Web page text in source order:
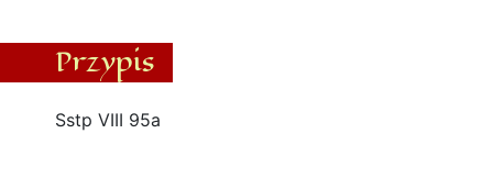
Przypis
Sstp VIII 95a